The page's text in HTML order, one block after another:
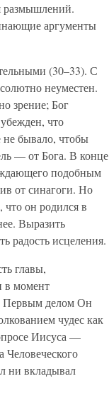
размышлений.
аргументы
(30–33). С
неуместен.
зрение; Бог
что
бывало, чтобы
— от Бога. В конце
подобным
от синагоги. Но
он родился в
Выразить
радость исцеления.
главы,
в момент
Первым делом Он
чудес как
Иисуса —
Человеческого
ни вкладывал